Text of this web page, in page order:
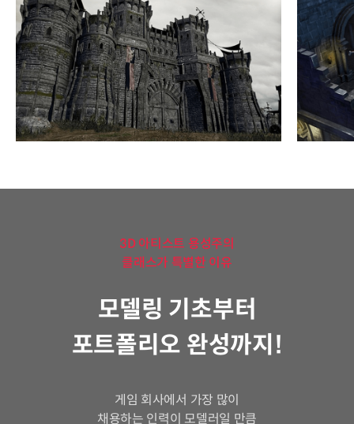
3D 아티스트 용성주의
클래스가 특별한 이유
모델링 기초부터
포트폴리오 완성까지!
게임 회사에서 가장 많이
채용하는 인력이 모델러일 만큼